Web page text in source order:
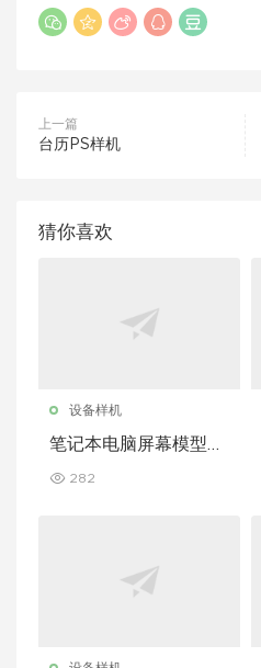
上一篇
台历PS样机
猜你喜欢
设备样机
笔记本电脑屏幕模型套
282